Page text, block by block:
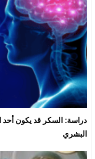
دراسة: السكر قد يكون أحد
البشري